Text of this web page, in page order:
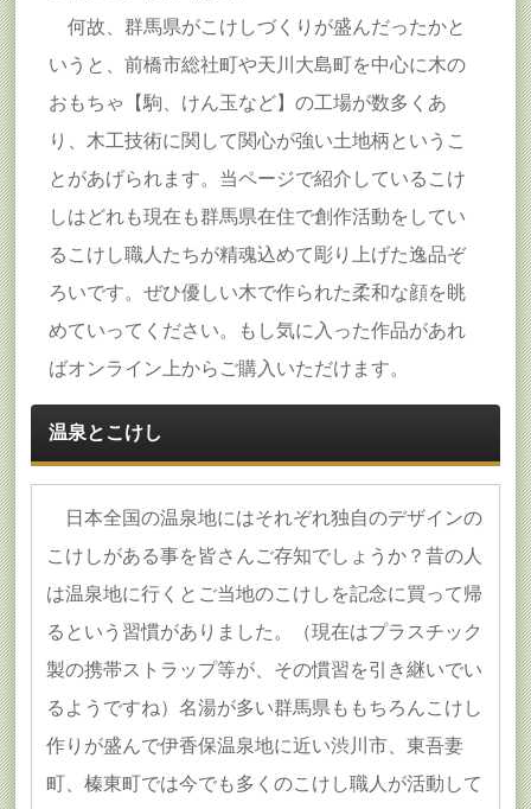
何故、群馬県がこけしづくりが盛んだったかと
いうと、前橋市総社町や天川大島町を中心に木の
おもちゃ【駒、けん玉など】の工場が数多くあ
り、木工技術に関して関心が強い土地柄というこ
とがあげられます。当ページで紹介しているこけ
しはどれも現在も群馬県在住で創作活動をしてい
るこけし職人たちが精魂込めて彫り上げた逸品ぞ
ろいです。ぜひ優しい木で作られた柔和な顔を眺
めていってください。もし気に入った作品があれ
ばオンライン上からご購入いただけます。
温泉とこけし
日本全国の温泉地にはそれぞれ独自のデザインの
こけしがある事を皆さんご存知でしょうか？昔の人
は温泉地に行くとご当地のこけしを記念に買って帰
るという習慣がありました。（現在はプラスチック
製の携帯ストラップ等が、その慣習を引き継いでい
るようですね）名湯が多い群馬県ももちろんこけし
作りが盛んで伊香保温泉地に近い渋川市、東吾妻
町、榛東町では今でも多くのこけし職人が活動して